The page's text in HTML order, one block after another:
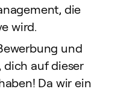
die
wird.
und
dich auf dieser
Da wir ein